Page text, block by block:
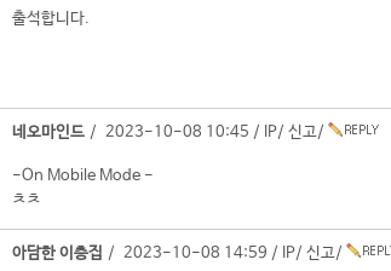
출석합니다.
네오마인드 / 2023-10-08 10:45 / IP/ 신고/
-On Mobile Mode -
ㅊㅊ
아담한 이층집 / 2023-10-08 14:59 / IP/ 신고/